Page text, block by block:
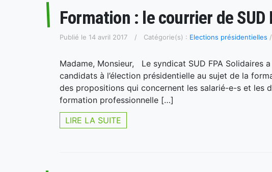
Formation : le courrier de
Publié le 14 avril 2017 Catégorie(s) : Elections présidentielles /
Madame, Monsieur, Le syndicat SUD FPA Solidaires
candidats à l’élection présidentielle au sujet de la
des propositions qui concernent les salarié-e-s et les
formation professionnelle […]
LIRE LA SUITE